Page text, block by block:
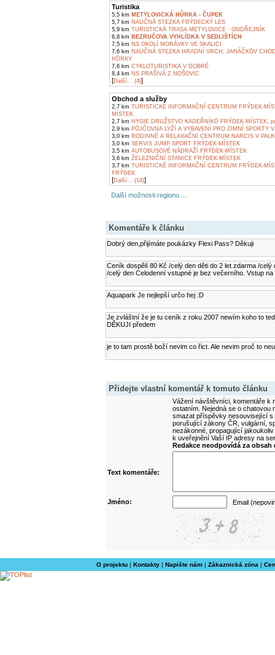
Turistika
5,5 km METYLOVICKÁ HŮRKA - ČUPEK
5,7 km NAUČNÁ STEZKA FRÝDECKÝ LES
5,9 km TURISTICKÁ TRASA METYLOVICE - ONDŘEJNÍK
6,8 km BEZRUČOVA VYHLÍDKA V SEDLIŠTÍCH
7,5 km NS OKOLÍ MORÁVKY VE SKALICI
7,6 km NAUČNÁ STEZKA HRADNÍ VRCH, JANÁČKŮV
HŮRKY
7,6 km CYKLOTURISTIKA V DOBRÉ
8,4 km NS PRAŠIVÁ Z NOŠOVIC
[Další... (4)]
Obchod a služby
2,7 km TURISTICKÉ INFORMAČNÍ CENTRUM FRÝDEK-
MÍSTEK
2,7 km HYGIE DRUŽSTVO KADEŘNÍKŮ FRÝDEK-MÍSTEK,
2,9 km PŮJČOVNA LYŽÍ A VYBAVENÍ PRO ZIMNÍ SPORTY
3,0 km RODINNÉ A RELAXAČNÍ CENTRUM NARCIS V
3,0 km SERVIS JUMP SPORT FRÝDEK-MÍSTEK
3,5 km AUTOBUSOVÉ NÁDRAŽÍ FRÝDEK-MÍSTEK
3,6 km ŽELEZNIČNÍ STANICE FRÝDEK-MÍSTEK
3,7 km TURISTICKÉ INFORMAČNÍ CENTRUM FRÝDEK-
FRÝDEK
[Další... (14)]
Další možnosti regionu ...
Komentáře k článku
Dobrý den,přijímáte poukázky Flexi Pass? Děkuji
Ceník dospělí 80 Kč /celý den děti do 2 let zdarma /
/celý den Celodenní vstupné je bez večerního. Vstup
Aquapark Je nejlepší určo hej :D
Je zvláštní že je tu ceník z roku 2007 newím koho to
DĚKUJI předem
je to tam prostě boží nevim co řict. Ale nevim proč to
Přidejte vlastní komentář k tomuto článku
Vážení návštěvníci, komentáře k
ostatním. Nejedná se o
smazat příspěvky nesouvisející
porušující zákony ČR, vulgární,
nezákonné, propagující
k uveřejnění Vaší IP adresy na
Redakce neodpovídá za
Text komentáře:
Jméno: Email
O projektu| Kontakty| Napište nám| Zákaznická zóna |